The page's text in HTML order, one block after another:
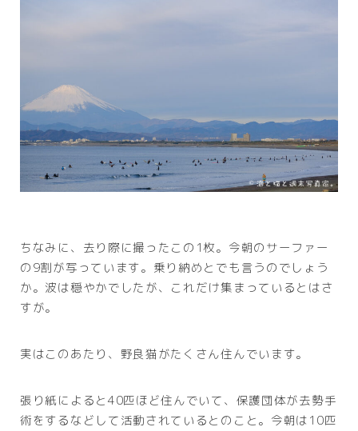
ちなみに、去り際に撮ったこの1枚。今朝のサーファー
の9割が写っています。乗り納めとでも言うのでしょう
か。波は穏やかでしたが、これだけ集まっているとはさ
すが。
実はこのあたり、野良猫がたくさん住んでいます。
張り紙によると40匹ほど住んでいて、保護団体が去勢手
術をするなどして活動されているとのこと。今朝は10匹